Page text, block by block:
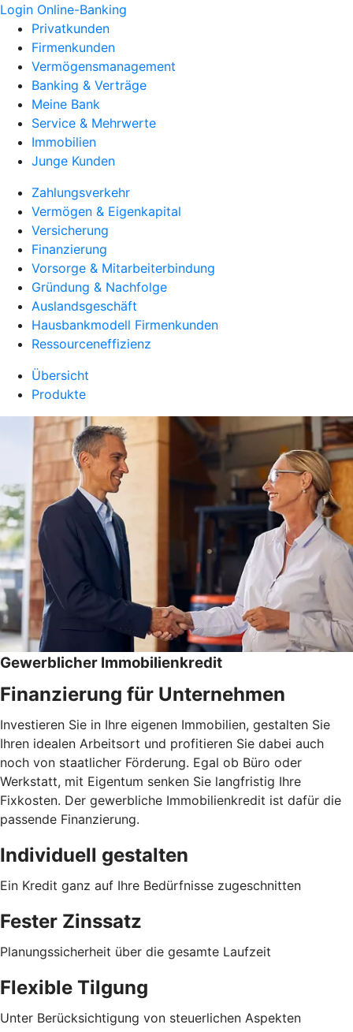
Login Online-Banking
Privatkunden
Firmenkunden
Vermögensmanagement
Banking & Verträge
Meine Bank
Service & Mehrwerte
Immobilien
Junge Kunden
Zahlungsverkehr
Vermögen & Eigenkapital
Versicherung
Finanzierung
Vorsorge & Mitarbeiterbindung
Gründung & Nachfolge
Auslandsgeschäft
Hausbankmodell Firmenkunden
Ressourceneffizienz
Übersicht
Produkte
Gewerblicher Immobilienkredit
Finanzierung für Unternehmen
Investieren Sie in Ihre eigenen Immobilien, gestalten Sie
Ihren idealen Arbeitsort und profitieren Sie dabei auch
noch von staatlicher Förderung. Egal ob Büro oder
Werkstatt, mit Eigentum senken Sie langfristig Ihre
Fixkosten. Der gewerbliche Immobilienkredit ist dafür die
passende Finanzierung.
Individuell gestalten
Ein Kredit ganz auf Ihre Bedürfnisse zugeschnitten
Fester Zinssatz
Planungssicherheit über die gesamte Laufzeit
Flexible Tilgung
Unter Berücksichtigung von steuerlichen Aspekten